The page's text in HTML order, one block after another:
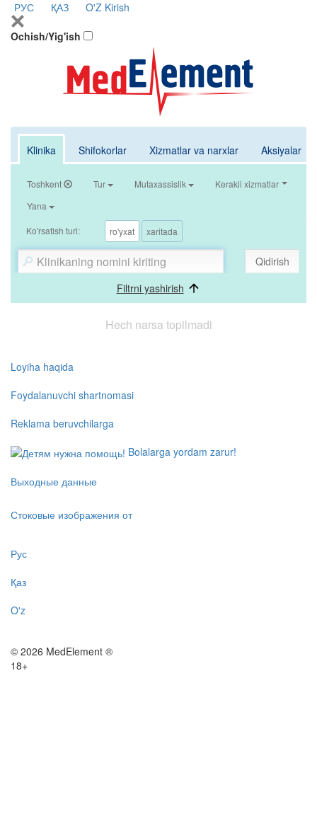
РУС ҚАЗ O'Z Kirish
Ochish/Yig'ish
Klinika Shifokorlar Xizmatlar va narxlar Aksiyalar
Toshkent Tur Mutaxassislik
Kerakli xizmatlar
Yana
Ko'rsatish turi: ro'yxat xaritada
Qidirish
Filtrni yashirish
Hech narsa topilmadi
Loyiha haqida
Foydalanuvchi shartnomasi
Reklama beruvchilarga
Bolalarga yordam zarur!
Выходные данные
Стоковые изображения от
Рус
Қаз
O'z
© 2026 MedElement ®
18+